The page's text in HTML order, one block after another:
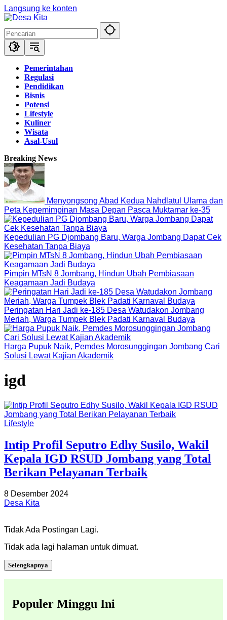
Langsung ke konten
Pemerintahan
Regulasi
Pendidikan
Bisnis
Potensi
Lifestyle
Kuliner
Wisata
Asal-Usul
Breaking News
Menyongsong Abad Kedua Nahdlatul Ulama dan
Peta Kepemimpinan Masa Depan Pasca Muktamar ke-35
Kepedulian PG Djombang Baru, Warga Jombang Dapat Cek
Kesehatan Tanpa Biaya
Pimpin MTsN 8 Jombang, Hindun Ubah Pembiasaan
Keagamaan Jadi Budaya
Peringatan Hari Jadi ke-185 Desa Watudakon Jombang
Meriah, Warga Tumpek Blek Padati Karnaval Budaya
Harga Pupuk Naik, Pemdes Morosunggingan Jombang Cari
Solusi Lewat Kajian Akademik
igd
Lifestyle
Intip Profil Seputro Edhy Susilo, Wakil
Kepala IGD RSUD Jombang yang Total
Berikan Pelayanan Terbaik
8 Desember 2024
Desa Kita
Tidak Ada Postingan Lagi.
Tidak ada lagi halaman untuk dimuat.
Selengkapnya
Populer Minggu Ini